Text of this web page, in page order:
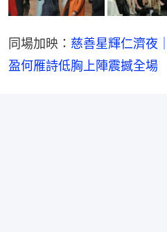
同場加映： 慈善星輝仁濟夜
盈何雁詩低胸上陣震撼全場